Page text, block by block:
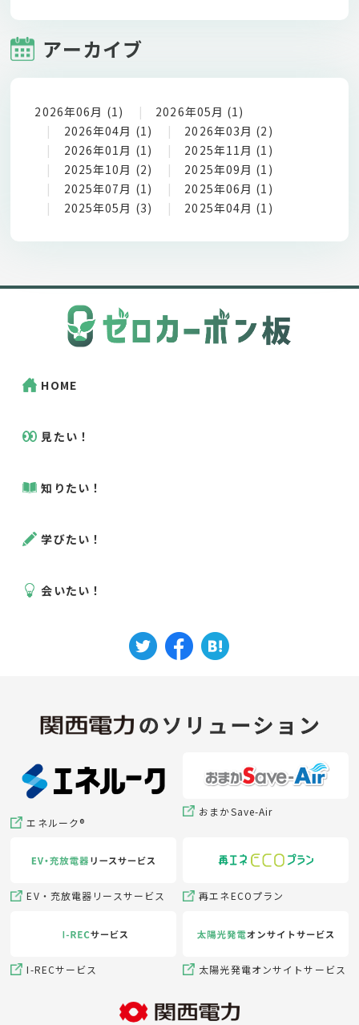
アーカイブ
2026年06月 (1)
2026年05月 (1)
2026年04月 (1)
2026年03月 (2)
2026年01月 (1)
2025年11月 (1)
2025年10月 (2)
2025年09月 (1)
2025年07月 (1)
2025年06月 (1)
2025年05月 (3)
2025年04月 (1)
HOME
見たい！
知りたい！
学びたい！
会いたい！
エネルーク®
おまかSave-Air
EV・充放電器リースサービス 再エネECOプラン
I-RECサービス 太陽光発電オンサイトサービス